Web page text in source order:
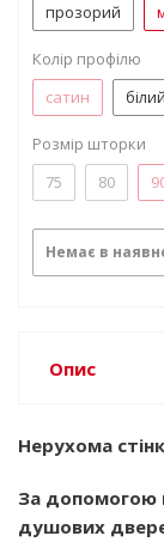
прозорий
Колір профілю
сатин
білий
Розмір шторки
75
80
Немає в
Опис
Нерухома
За допомогою
душових